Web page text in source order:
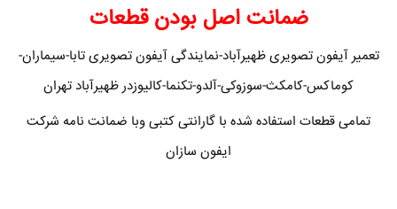
ضمانت اصل بودن قطعات
تعمیر آیفون تصویری ظهیرآباد-نمایندگی آیفون تصویری تابا-سیماران-
کوماکس-کامکث-سوزوکی-آلدو-تکنما-کالیوزدر ظهیرآباد تهران
تمامی قطعات استفاده شده با گارانتی کتبی وبا ضمانت نامه شرکت
ایفون سازان